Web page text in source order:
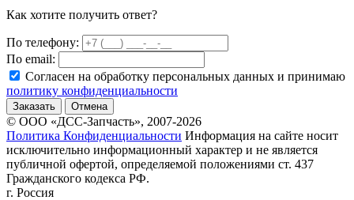
Как хотите получить ответ?
По телефону:
По email:
Согласен на обработку персональных данных и принимаю
политику конфиденциальности
Заказать Отмена
© ООО «ДСС-Запчасть», 2007-2026
Политика Конфиденциальности Информация на сайте носит
исключительно информационный характер и не является
публичной офертой, определяемой положениями ст. 437
Гражданского кодекса РФ.
г. Россия